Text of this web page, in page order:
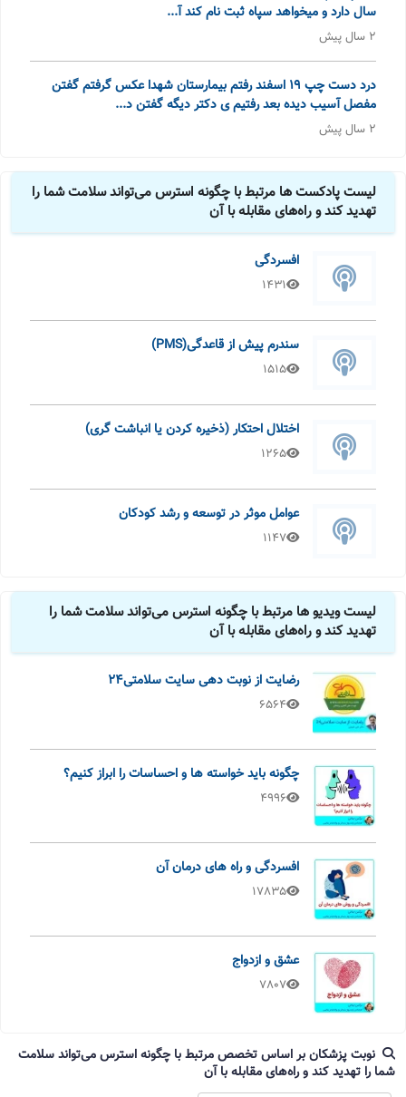
سال دارد و میخواهد سپاه ثبت نام کند آ...
2 سال پیش
درد دست چپ ۱۹ اسفند رفتم بیمارستان شهدا عکس گرفتم گفتن
مفصل آسیب دیده بعد رفتیم ی دکتر دیگه گفتن د...
2 سال پیش
لیست پادکست ها مرتبط با چگونه استرس می‌تواند سلامت شما را
تهدید کند و راه‌های مقابله با آن
افسردگی
1431
سندرم پیش از قاعدگی(PMS)
1515
اختلال احتکار (ذخیره کردن یا انباشت گری)
1265
عوامل موثر در توسعه و رشد کودکان
1147
لیست ویدیو ها مرتبط با چگونه استرس می‌تواند سلامت شما را
تهدید کند و راه‌های مقابله با آن
رضایت از نوبت دهی سایت سلامتی24
6564
چگونه باید خواسته ها و احساسات را ابراز کنیم؟
4996
افسردگی و راه های درمان آن
17835
عشق و ازدواج
7807
نوبت پزشکان بر اساس تخصص مرتبط با چگونه استرس می‌تواند سلامت
شما را تهدید کند و راه‌های مقابله با آن